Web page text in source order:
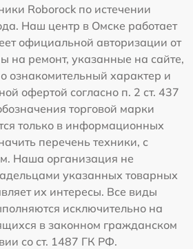
Roborock по истечении
Наш центр в Омске работает
официальной авторизации от
на ремонт, указанные на сайте,
ознакомительный характер и
офертой согласно п. 2 ст. 437
торговой марки
только в информационных
перечень техники, с
Наша организация не
указанных товарных
их интересы. Все виды
исключительно на
в законном гражданском
со ст. 1487 ГК РФ.